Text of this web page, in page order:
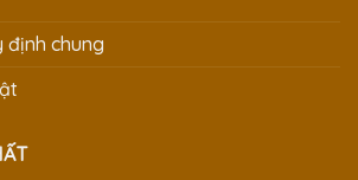
định chung